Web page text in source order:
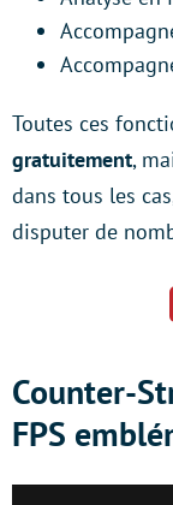
Toutes ces
gratuitement,
dans tous les
disputer de
Counter-
FPS